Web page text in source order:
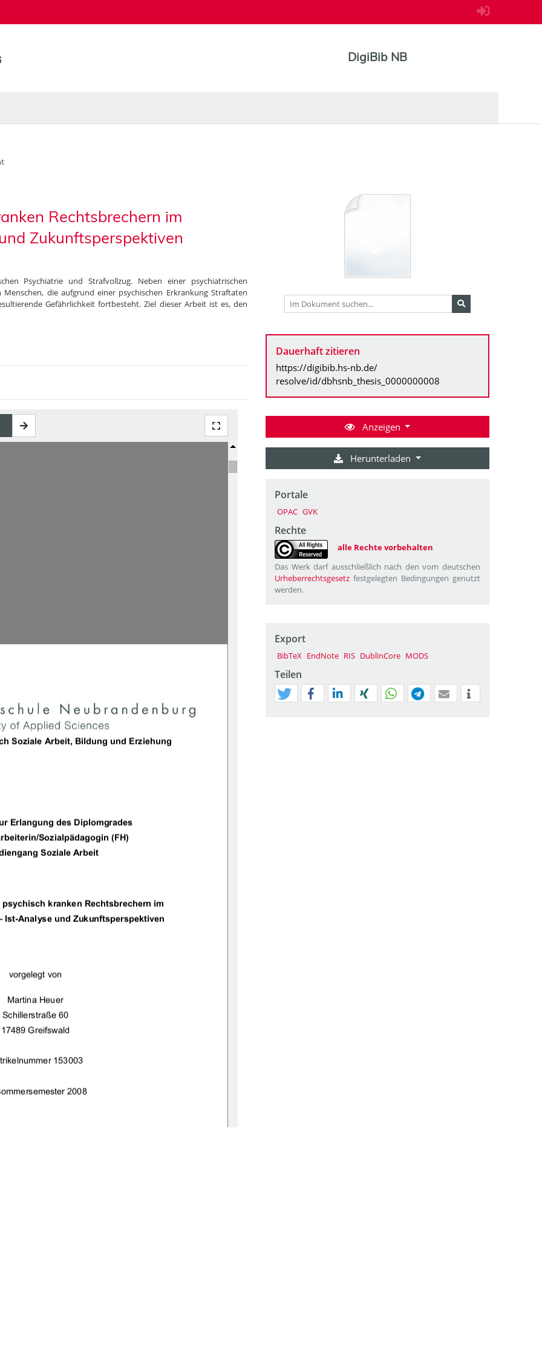
DigiBib NB
Rechtsbrechern im
Zukunftsperspektiven
Psychiatrie und Strafvollzug. Neben einer psychiatrischen
die aufgrund einer psychischen Erkrankung Straftaten
Gefährlichkeit fortbesteht. Ziel dieser Arbeit ist es, den
Soziale Arbeit, Bildung und Erziehung
Erlangung des Diplomgrades
Sozialpädagogin (FH)
Soziale Arbeit
psychisch kranken Rechtsbrechern im
Ist-Analyse und Zukunftsperspektiven
vorgelegt von
Martina Heuer
Schillerstraße 60
17489 Greifswald
153003
2008
Dauerhaft zitieren
https://digibib.hs-nb.de/
resolve/id/dbhsnb_thesis_0000000008
Anzeigen
Herunterladen
Portale
OPAC GVK
Rechte
alle Rechte vorbehalten
Das Werk darf ausschließlich nach den vom deutschen
Urheberrechtsgesetz festgelegten Bedingungen genutzt
werden.
Export
BibTeX EndNote RIS DublinCore MODS
Teilen